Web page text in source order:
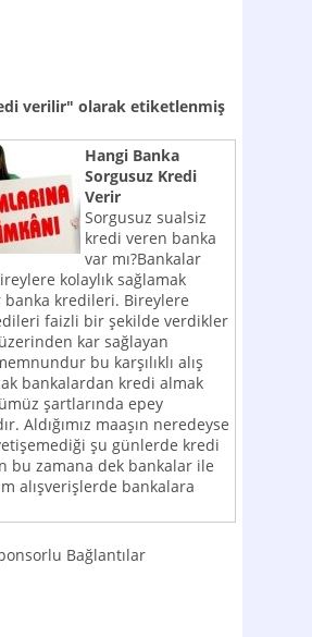
verilir" olarak etiketlenmiş
Hangi Banka
Sorgusuz Kredi
Verir
Sorgusuz sualsiz
kredi veren banka
var mı?Bankalar
kolaylık sağlamak
banka kredileri. Bireylere
faizli bir şekilde verdikler
kar sağlayan
bu karşılıklı alış
bankalardan kredi almak
şartlarında epey
Aldığımız maaşın neredeyse
şu günlerde kredi
bu zamana dek bankalar ile
alışverişlerde bankalara
Bağlantılar